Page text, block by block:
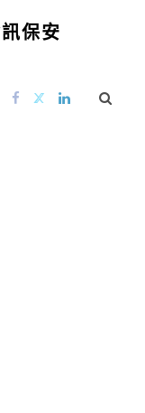
保安